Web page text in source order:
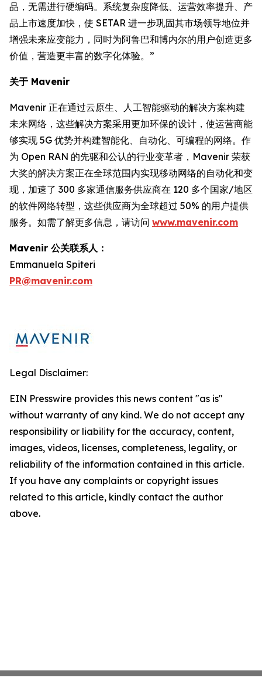
品，无需进行硬编码。系统复杂度降低、运营效率提升、产
品上市速度加快，使 SETAR 进一步巩固其市场领导地位并
增强未来应变能力，同时为阿鲁巴和博内尔的用户创造更多
价值，营造更丰富的数字化体验。”
关于 Mavenir
Mavenir 正在通过云原生、人工智能驱动的解决方案构建
未来网络，这些解决方案采用更加环保的设计，使运营商能
够实现 5G 优势并构建智能化、自动化、可编程的网络。作
为 Open RAN 的先驱和公认的行业变革者，Mavenir 荣获
大奖的解决方案正在全球范围内实现移动网络的自动化和变
现，加速了 300 多家通信服务供应商在 120 多个国家/地区
的软件网络转型，这些供应商为全球超过 50% 的用户提供
服务。如需了解更多信息，请访问 www.mavenir.com
Mavenir 公关联系人：
Emmanuela Spiteri
PR@mavenir.com
Legal Disclaimer:
EIN Presswire provides this news content "as is"
without warranty of any kind. We do not accept any
responsibility or liability for the accuracy, content,
images, videos, licenses, completeness, legality, or
reliability of the information contained in this article.
If you have any complaints or copyright issues
related to this article, kindly contact the author
above.